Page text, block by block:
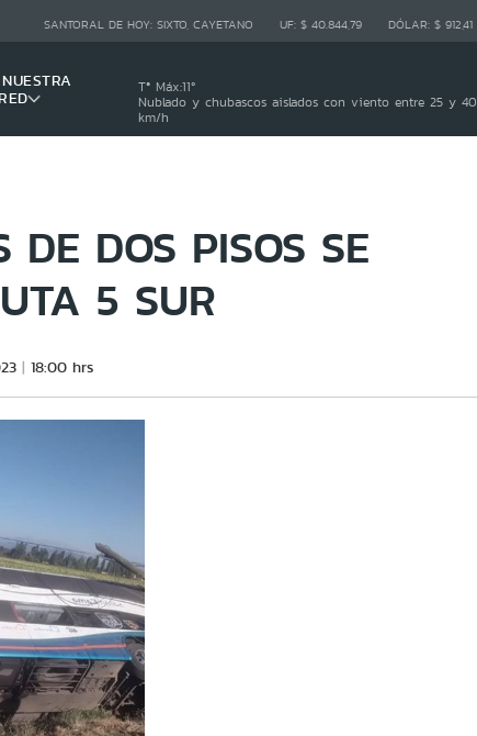
SANTORAL DE HOY: SIXTO, CAYETANO UF: $ 40.844,79 DÓLAR: $ 912,41
NUESTRA
Tª Máx:11º
Nublado y chubascos aislados con viento entre 25 y 40
km/h
DE DOS PISOS SE
5 SUR
18:00 hrs